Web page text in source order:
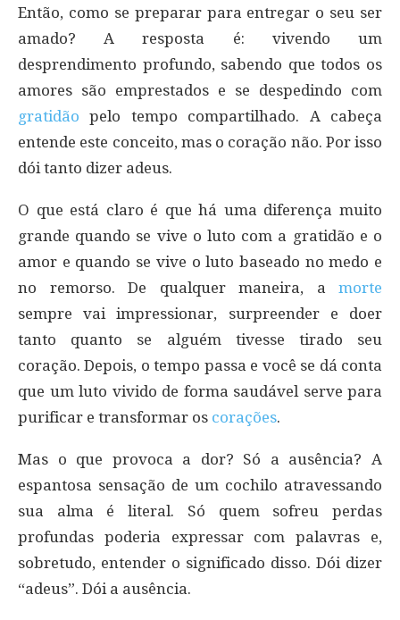
Então, como se preparar para entregar o seu ser
amado? A resposta é: vivendo um
desprendimento profundo, sabendo que todos os
amores são emprestados e se despedindo com
gratidão pelo tempo compartilhado. A cabeça
entende este conceito, mas o coração não. Por isso
dói tanto dizer adeus.
O que está claro é que há uma diferença muito
grande quando se vive o luto com a gratidão e o
amor e quando se vive o luto baseado no medo e
no remorso. De qualquer maneira, a morte
sempre vai impressionar, surpreender e doer
tanto quanto se alguém tivesse tirado seu
coração. Depois, o tempo passa e você se dá conta
que um luto vivido de forma saudável serve para
purificar e transformar os corações.
Mas o que provoca a dor? Só a ausência? A
espantosa sensação de um cochilo atravessando
sua alma é literal. Só quem sofreu perdas
profundas poderia expressar com palavras e,
sobretudo, entender o significado disso. Dói dizer
“adeus”. Dói a ausência.